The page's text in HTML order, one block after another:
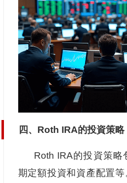
四、Roth IRA的投資策略
Roth IRA的投資策略
期定額投資和資產配置